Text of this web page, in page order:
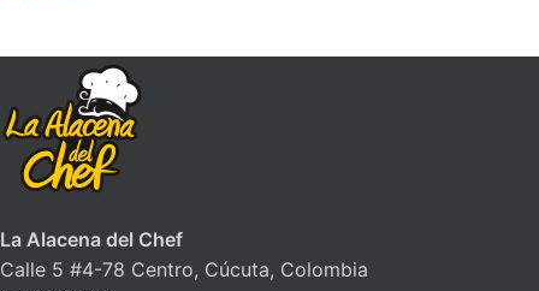
La Alacena del Chef
Calle 5 #4-78 Centro, Cúcuta, Colombia